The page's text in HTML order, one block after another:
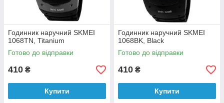
Годинник наручний SKMEI
1068TN, Titanium
Готово до відправки
410 ₴
Купити
Годинник наручний SKMEI
1068BK, Black
Готово до відправки
410 ₴
Купити